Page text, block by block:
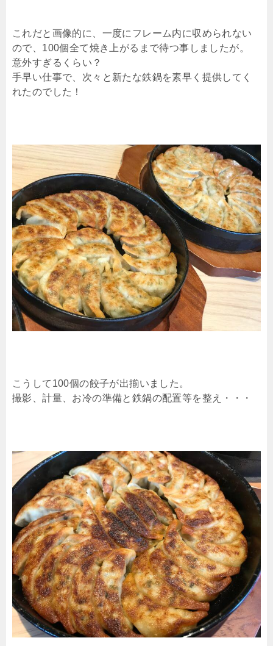
これだと画像的に、一度にフレーム内に収められない
ので、100個全て焼き上がるまで待つ事しましたが。
意外すぎるくらい？
手早い仕事で、次々と新たな鉄鍋を素早く提供してく
れたのでした！
こうして100個の餃子が出揃いました。
撮影、計量、お冷の準備と鉄鍋の配置等を整え・・・